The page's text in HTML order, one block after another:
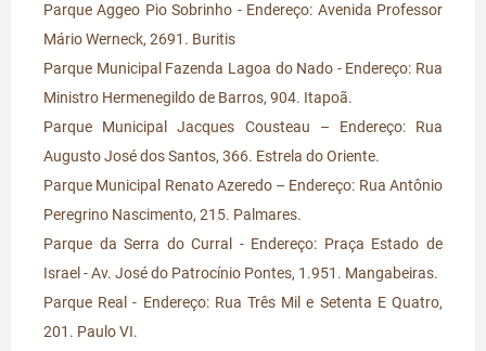
Parque Aggeo Pio Sobrinho - Endereço: Avenida Professor
Mário Werneck, 2691. Buritis
Parque Municipal Fazenda Lagoa do Nado - Endereço: Rua
Ministro Hermenegildo de Barros, 904. Itapoã.
Parque Municipal Jacques Cousteau – Endereço: Rua
Augusto José dos Santos, 366. Estrela do Oriente.
Parque Municipal Renato Azeredo – Endereço: Rua Antônio
Peregrino Nascimento, 215. Palmares.
Parque da Serra do Curral - Endereço: Praça Estado de
Israel - Av. José do Patrocínio Pontes, 1.951. Mangabeiras.
Parque Real - Endereço: Rua Três Mil e Setenta E Quatro,
201. Paulo VI.